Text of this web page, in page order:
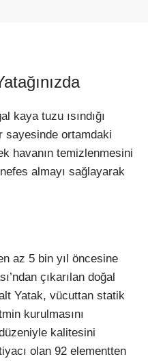
kaya tuzu ısındığı
sayesinde ortamdaki
havanın temizlenmesini
almayı sağlayarak
az 5 bin yıl öncesine
çıkarılan doğal
Yatak, vücuttan statik
kurulmasını
kalitesini
olan 92 elementten